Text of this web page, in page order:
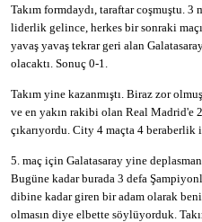
Takım formdaydı, taraftar coşmuştu.
liderlik gelince, herkes bir sonraki
yavaş yavaş tekrar geri alan
olacaktı. Sonuç 0-1.
Takım yine kazanmıştı. Biraz zor
ve en yakın rakibi olan Real Madrid'e
çıkarıyordu. City 4 maçta 4 beraberlik
5. maç için Galatasaray yine
Bugüne kadar burada 3 defa
dibine kadar giren bir adam olarak
olmasın diye elbette söylüyorduk.